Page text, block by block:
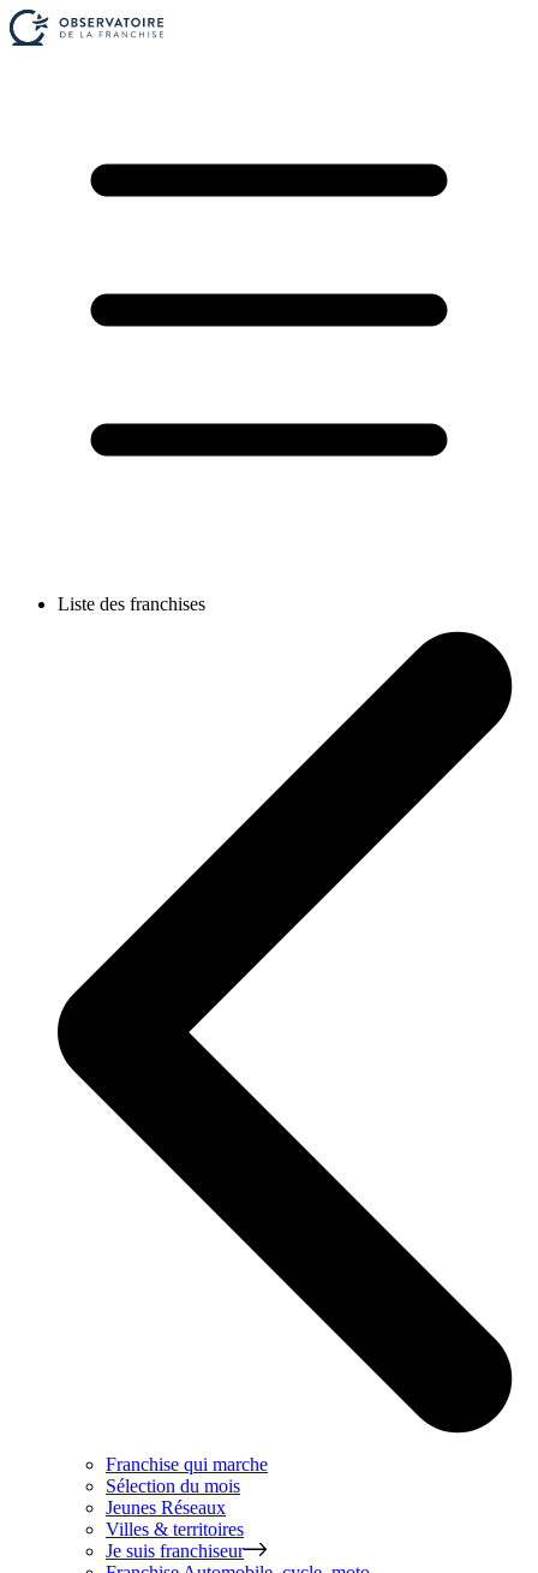
Liste des franchises
Franchise qui marche
Sélection du mois
Jeunes Réseaux
Villes & territoires
Je suis franchiseur